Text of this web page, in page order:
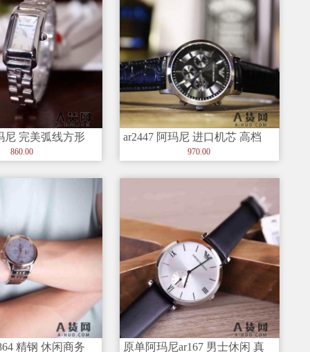
尼 完美弧线方形
860.00
ar2447 阿玛尼 进口机芯 高档
精钢 男士手表970.00
精钢 休闲商务
原单阿玛尼ar167 男士休闲 真